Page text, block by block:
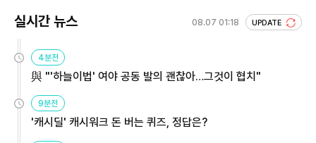
실시간 뉴스 08.07 01:18 UPDATE
4분전
與 "'하늘이법' 여야 공동 발의 괜찮아…그것이 협치"
9분전
'캐시딜' 캐시워크 돈 버는 퀴즈, 정답은?